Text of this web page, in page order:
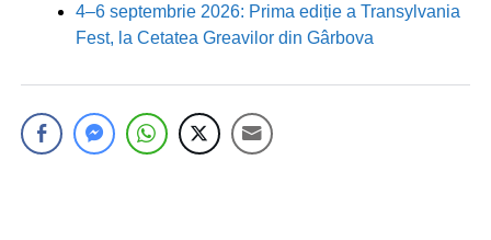
4–6 septembrie 2026: Prima ediție a Transylvania
Fest, la Cetatea Greavilor din Gârbova